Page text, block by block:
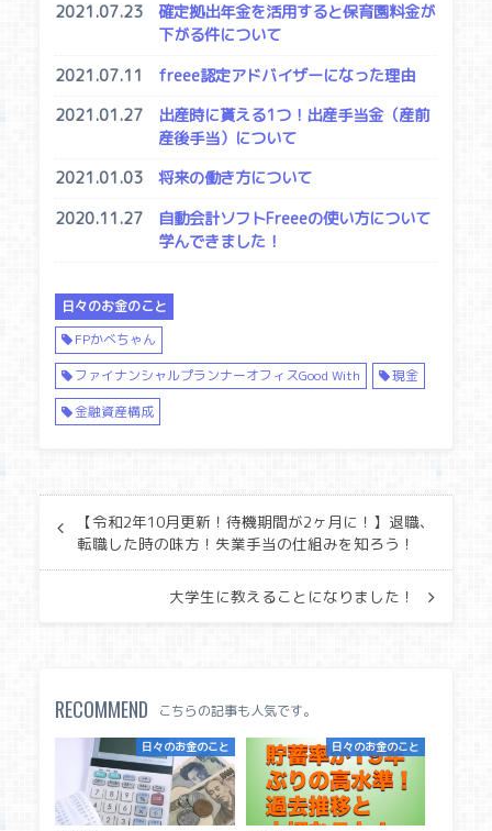
2021.07.23
確定拠出年金を活用すると保育園料金が
下がる件について
2021.07.11
freee認定アドバイザーになった理由
2021.01.27
出産時に貰える1つ！出産手当金（産前
産後手当）について
2021.01.03
将来の働き方について
2020.11.27
自動会計ソフトFreeeの使い方について
学んできました！
日々のお金のこと
FPかべちゃん
ファイナンシャルプランナーオフィスGood With
現金
金融資産構成
【令和2年10月更新！待機期間が2ヶ月に！】退職、
転職した時の味方！失業手当の仕組みを知ろう！
大学生に教えることになりました！
RECOMMEND こちらの記事も人気です。
日々のお金のこと 日々のお金のこと